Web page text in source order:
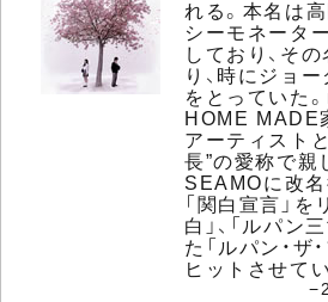
れる。本名は
シーモネータ
しており、そ
り、時にジョ
をとっていた
HOME MADE
アーティスト
長”の愛称で親
SEAMOに改
「関白宣言」
白」、「ルパン
た「ルパン・ザ
ヒットさせてい